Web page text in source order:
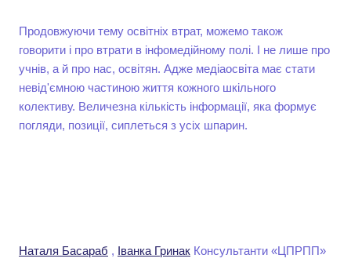
Продовжуючи тему освітніх втрат, можемо також
говорити і про втрати в інфомедійному полі. І не лише про
учнів, а й про нас, освітян. Адже медіаосвіта має стати
невід'ємною частиною життя кожного шкільного
колективу. Величезна кількість інформації, яка формує
погляди, позиції, сиплеться з усіх шпарин.
Наталя Басараб , Іванка Гринак Консультанти «ЦПРПП»